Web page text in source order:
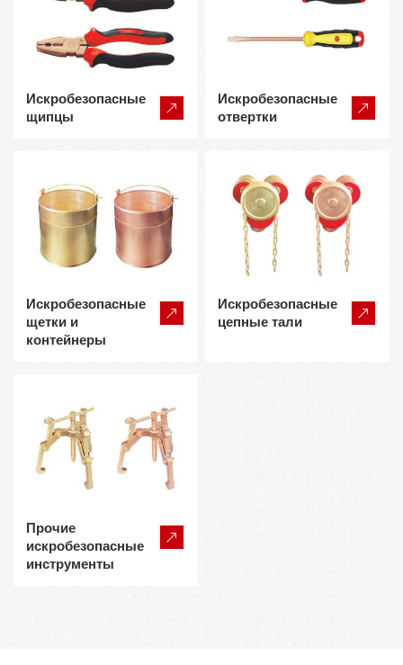
Искробезопасные
щипцы
Искробезопасные
отвертки
Искробезопасные
щетки и
контейнеры
Искробезопасные
цепные тали
Прочие
искробезопасные
инструменты